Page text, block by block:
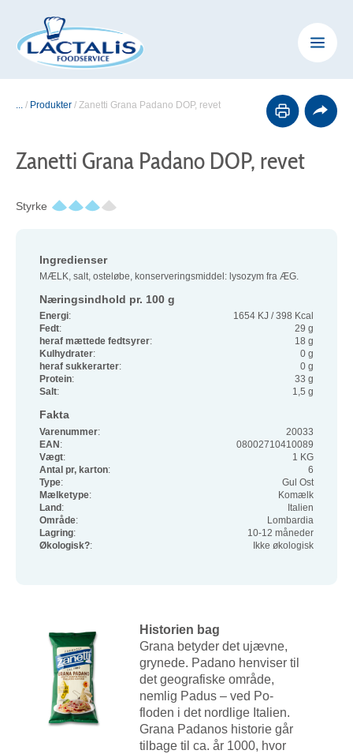
... / Produkter / Zanetti Grana Padano DOP, revet
Zanetti Grana Padano DOP, revet
Styrke
Historien bag
Grana betyder det ujævne,
grynede. Padano henviser til
det geografiske område,
nemlig Padus – ved Po-
floden i det nordlige Italien.
Grana Padanos historie går
tilbage til ca. år 1000, hvor
Ingredienser
MÆLK, salt, osteløbe, konserveringsmiddel: lysozym fra ÆG.
Næringsindhold pr. 100 g
Energi:
1654 KJ / 398 Kcal
Fedt:
29 g
heraf mættede fedtsyrer:
18 g
Kulhydrater:
0 g
heraf sukkerarter:
0 g
Protein:
33 g
Salt: 1,5 g
Fakta
Varenummer:
20033
EAN:
08002710410089
Vægt:
1 KG
Antal pr, karton:
6
Type:
Gul Ost
Mælketype:
Komælk
Land:
Italien
Område:
Lombardia
Lagring:
10-12 måneder
Økologisk?: Ikke økologisk